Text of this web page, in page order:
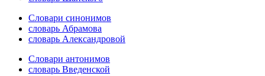
Словари синонимов
словарь Абрамова
словарь Александровой
Словари антонимов
словарь Введенской